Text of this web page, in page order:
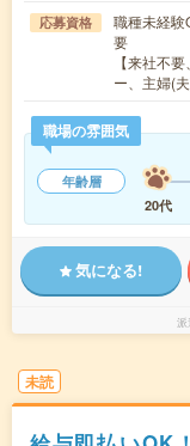
応募資格
職種未経験
要
【来社不
ー、主婦(
職場の雰囲気
年齢層
20代
気になる!
派
未読